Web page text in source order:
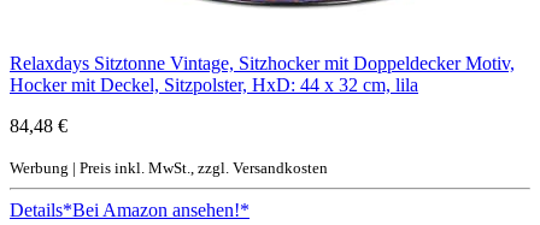
Relaxdays Sitztonne Vintage, Sitzhocker mit Doppeldecker Motiv,
Hocker mit Deckel, Sitzpolster, HxD: 44 x 32 cm, lila
84,48 €
Werbung | Preis inkl. MwSt., zzgl. Versandkosten
Details*Bei Amazon ansehen!*